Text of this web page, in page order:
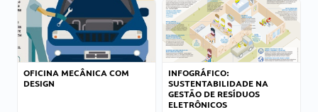
OFICINA MECÂNICA COM
DESIGN
INFOGRÁFICO:
SUSTENTABILIDADE NA
GESTÃO DE RESÍDUOS
ELETRÔNICOS